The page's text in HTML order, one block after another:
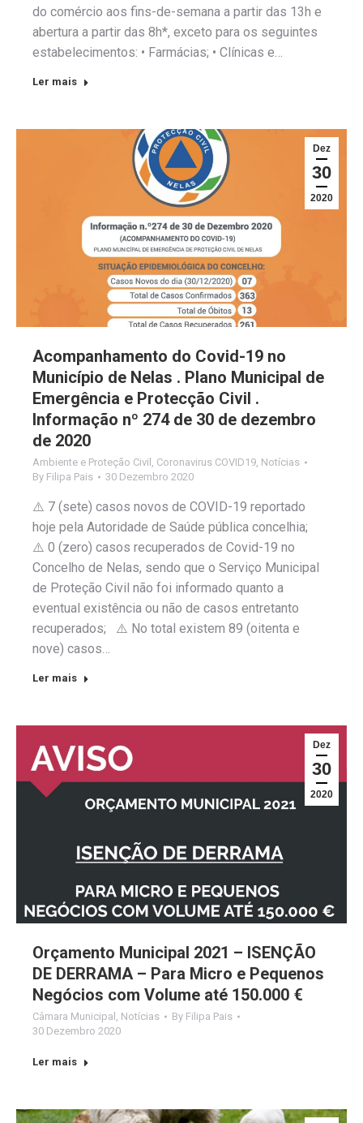
do comércio aos fins-de-semana a partir das 13h e
abertura a partir das 8h*, exceto para os seguintes
estabelecimentos: • Farmácias; • Clínicas e…
Ler mais
Dez
30
2020
Acompanhamento do Covid-19 no
Município de Nelas . Plano Municipal de
Emergência e Protecção Civil .
Informação nº 274 de 30 de dezembro
de 2020
Ambiente e Proteção Civil , Coronavirus COVID19, Notícias
By Filipa Pais 30 Dezembro 2020
⚠️ 7 (sete) casos novos de COVID-19 reportado
hoje pela Autoridade de Saúde pública concelhia;
⚠️ 0 (zero) casos recuperados de Covid-19 no
Concelho de Nelas, sendo que o Serviço Municipal
de Proteção Civil não foi informado quanto a
eventual existência ou não de casos entretanto
recuperados; ⚠️ No total existem 89 (oitenta e
nove) casos…
Ler mais
Dez
30
2020
Orçamento Municipal 2021 – ISENÇÃO
DE DERRAMA – Para Micro e Pequenos
Negócios com Volume até 150.000 €
Câmara Municipal , Notícias By Filipa Pais
30 Dezembro 2020
Ler mais